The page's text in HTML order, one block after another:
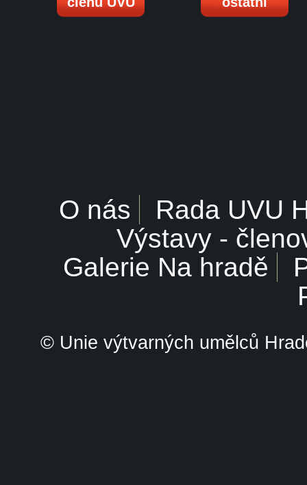
O nás
Rada UVU
Výstavy -
Galerie Na hradě
© Unie výtvarných umělců